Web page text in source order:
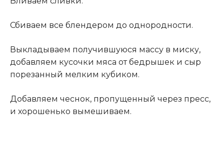
Сбиваем все блендером до однородности.
Выкладываем получившуюся массу в миску,
добавляем кусочки мяса от бедрышек и сыр
порезанный мелким кубиком.
Добавляем чеснок, пропущенный через пресс,
и хорошенько вымешиваем.